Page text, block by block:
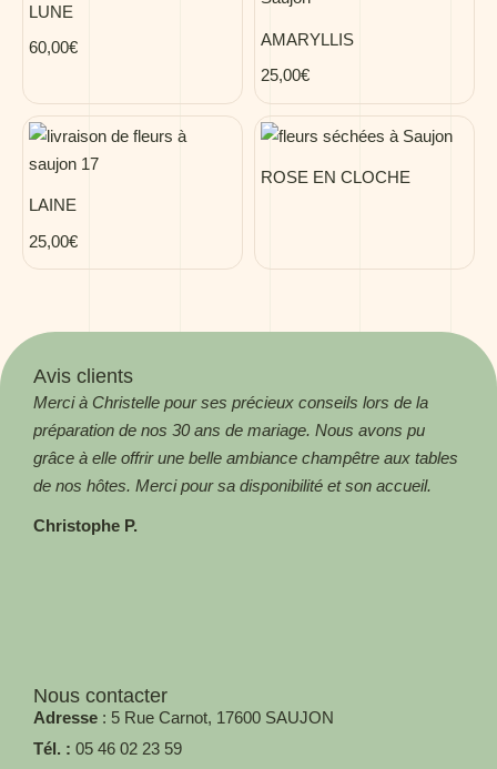
LUNE
60,00€
AMARYLLIS
25,00€
LAINE
25,00€
ROSE EN CLOCHE
Avis clients
Merci à Christelle pour ses précieux conseils lors de la
préparation de nos 30 ans de mariage. Nous avons pu
grâce à elle offrir une belle ambiance champêtre aux tables
de nos hôtes. Merci pour sa disponibilité et son accueil.
Christophe P.
Nous contacter
Adresse : 5 Rue Carnot, 17600 SAUJON
Tél. : 05 46 02 23 59